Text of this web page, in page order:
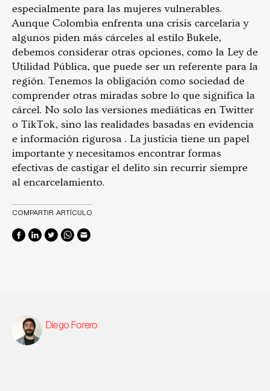
especialmente para las mujeres vulnerables.
Aunque Colombia enfrenta una crisis carcelaria y
algunos piden más cárceles al estilo Bukele,
debemos considerar otras opciones, como la Ley de
Utilidad Pública, que puede ser un referente para la
región. Tenemos la obligación como sociedad de
comprender otras miradas sobre lo que significa la
cárcel. No solo las versiones mediáticas en Twitter
o TikTok, sino las realidades basadas en evidencia
e información rigurosa . La justicia tiene un papel
importante y necesitamos encontrar formas
efectivas de castigar el delito sin recurrir siempre
al encarcelamiento.
COMPARTIR ARTÍCULO
Diego Forero